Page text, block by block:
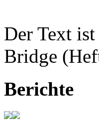
Der Text
Bridge
Berichte